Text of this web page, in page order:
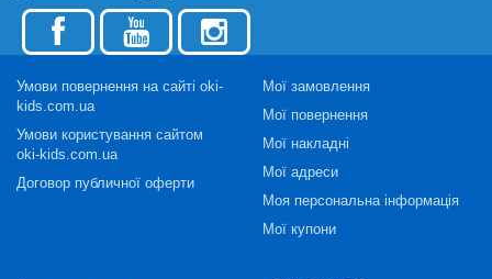
Умови повернення на сайті oki-
kids.com.ua
Умови користування сайтом
oki-kids.com.ua
Договор публичної оферти
Мої замовлення
Мої повернення
Мої накладні
Мої адреси
Моя персональна інформація
Мої купони